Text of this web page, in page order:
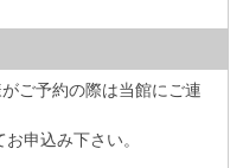
ご予約の際は当館にご連
申込み下さい。